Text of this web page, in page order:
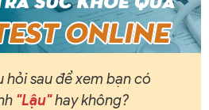
hỏi sau để xem bạn có
"Lậu"hay không?